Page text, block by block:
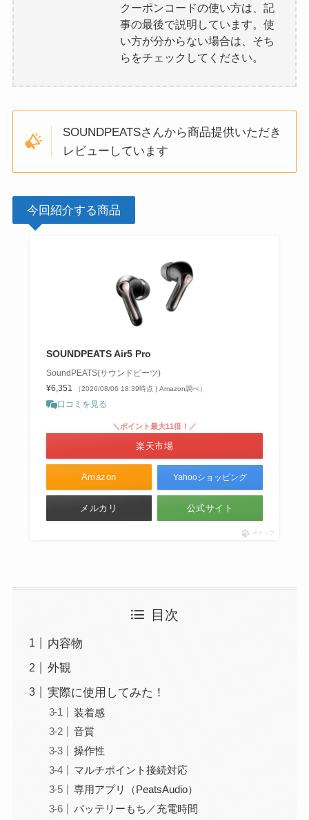
クーポンコードの使い方は、記
事の最後で説明しています。使
い方が分からない場合は、そち
らをチェックしてください。
SOUNDPEATSさんから商品提供いただき
レビューしています
今回紹介する商品
SOUNDPEATS Air5 Pro
SoundPEATS(サウンドピーツ)
¥6,351
（2026/08/06 18:39時点 | Amazon調べ）
口コミを見る
Amazon
＼ポイント最大11倍！／
楽天市場
Yahooショッピング
メルカリ 公式サイト
ポチップ
目次
内容物
外観
実際に使用してみた！
装着感
音質
操作性
マルチポイント接続対応
専用アプリ（PeatsAudio）
バッテリーもち／充電時間